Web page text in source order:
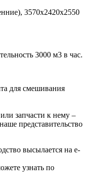
3570х2420х2550
3000 м3 в час.
для смешивания
запчасти к нему –
представительство
высылается на e-
узнать по